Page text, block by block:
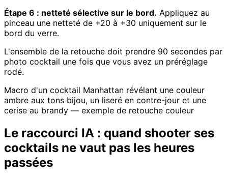
Étape 6 : netteté sélective sur le bord. Appliquez au
pinceau une netteté de +20 à +30 uniquement sur le
bord du verre.
L'ensemble de la retouche doit prendre 90 secondes par
photo cocktail une fois que vous avez un préréglage
rodé.
Macro d'un cocktail Manhattan révélant une couleur
ambre aux tons bijou, un liseré en contre-jour et une
cerise au brandy — exemple de retouche couleur
Le raccourci IA : quand shooter ses
cocktails ne vaut pas les heures
passées